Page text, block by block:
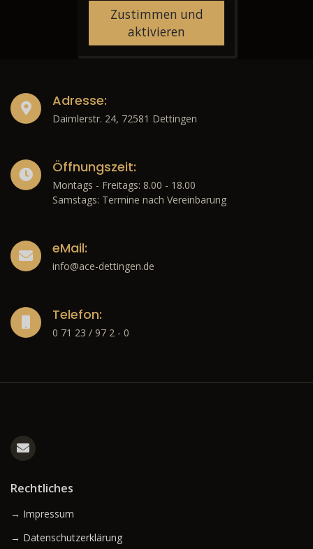
Zustimmen und
aktivieren
Adresse:
Daimlerstr. 24, 72581 Dettingen
Öffnungszeit:
Montags - Freitags: 8.00 - 18.00
Samstags: Termine nach Vereinbarung
eMail:
info@ace-dettingen.de
Telefon:
0 71 23 / 97 2 - 0
Rechtliches
→ Impressum
→ Datenschutzerklärung